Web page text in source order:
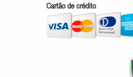
Cartão de crédito